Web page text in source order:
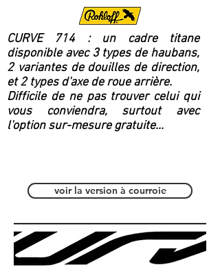
CURVE 714 : un cadre titane
disponible avec 3 types de haubans,
2 variantes de douilles de direction,
et 2 types d'axe de roue arrière.
Difficile de ne pas trouver celui qui
vous conviendra, surtout avec
l'option sur-mesure gratuite...
voir la version à courroie